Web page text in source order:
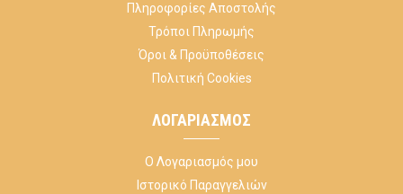
Πληροφορίες Αποστολής
Τρόποι Πληρωμής
Όροι & Προϋποθέσεις
Πολιτική Cookies
ΛΟΓΑΡΙΑΣΜΌΣ
Ο Λογαριασμός μου
Ιστορικό Παραγγελιών